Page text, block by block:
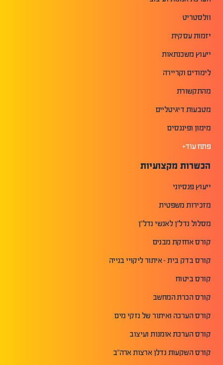
וולסטריט
יזמות עסקית
ייעוץ משכנתאות
לימודים וקריירה
מהתקשורת
מטבעות דיגיטליים
מימון ופיננסים
פתח עוד+
הכשרות מקצועיות
ייעוץ פנסיוני
מזכירות משפטית
מסלול נדל"ן לאנשי נדל"ן
קורס אחזקת מבנים
קורס בדק בית - איתור ליקויי בנייה
קורס ביטוח
קורס הכרת המחשב
קורס הערכה ואיתור של נזקי מים
קורס הערכת אומנות ועיצוב
קורס השקעות נדלן ארצות ארה"ב